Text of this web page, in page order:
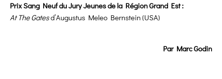
Prix Sang Neuf du Jury Jeunes de la Région Grand Est :
At The Gatesd’Augustus Meleo Bernstein (USA)
Par Marc Godin